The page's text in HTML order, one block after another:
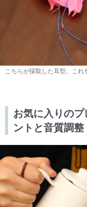
こちらが採取した耳型。こ
お気に入りの
ントと音質調整